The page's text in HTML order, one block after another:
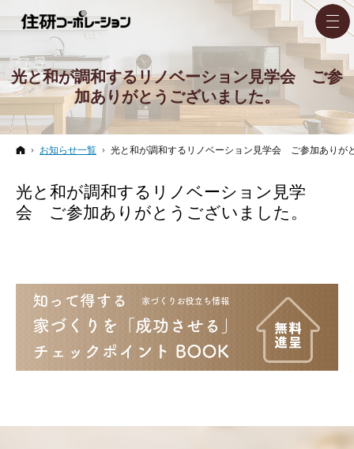
光と和が調和するリノベーション見学会 ご参
加ありがとうございました。
ホーム
お知らせ一覧 光と和が調和するリノベーション見学会 ご参加ありが
光と和が調和するリノベーション見学
会 ご参加ありがとうございました。